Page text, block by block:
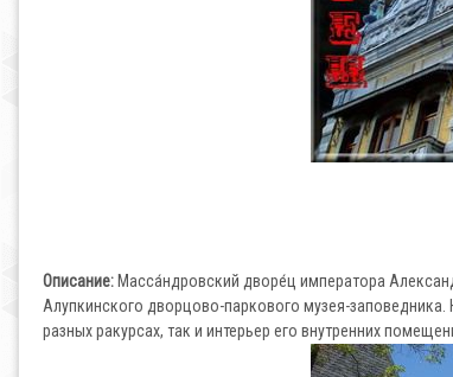
Описание: Масса́ндровский дворе́ц императора
Алупкинского дворцово-паркового музея-
разных ракурсах, так и интерьер его внутренних